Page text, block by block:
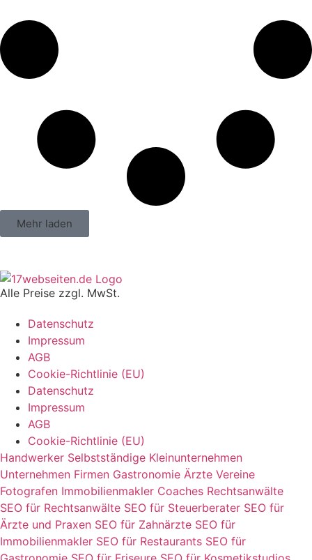
Mehr laden
Alle Preise zzgl. MwSt.
Datenschutz
Impressum
AGB
Cookie-Richtlinie (EU)
Datenschutz
Impressum
AGB
Cookie-Richtlinie (EU)
Handwerker Selbstständige Kleinunternehmen
Unternehmen Firmen Gastronomie Ärzte Vereine
Fotografen Immobilienmakler Coaches Rechtsanwälte
SEO für Rechtsanwälte SEO für Steuerberater SEO für
Ärzte und Praxen SEO für Zahnärzte SEO für
Immobilienmakler SEO für Restaurants SEO für